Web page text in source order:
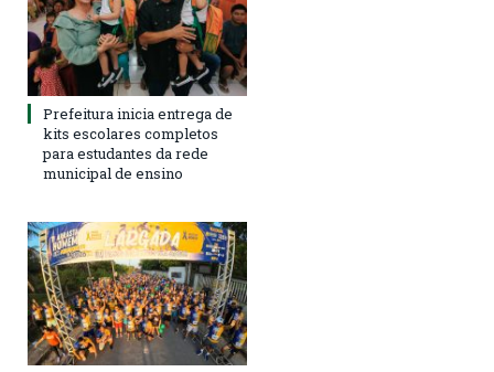
Prefeitura inicia entrega de
kits escolares completos
para estudantes da rede
municipal de ensino